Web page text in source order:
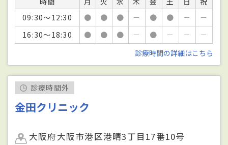
09:30～12:30
● ● ● － ● ● －
－
16:30～18:30
● ● ● － ● － －
－
診療時間の詳細はこちら
診療時間外
金田クリニック
大阪府大阪市港区港晴3丁目17番10号